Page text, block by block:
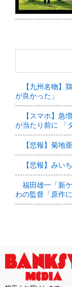
【九州名物】
が良かった」
【スマホ】急
が当たり前に 「
【悲報】菊地
【悲報】みい
福田雄一「新
わの監督「原作